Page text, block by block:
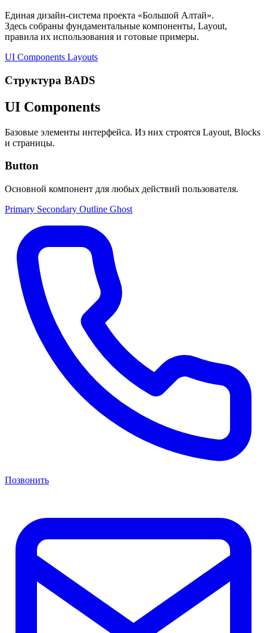
Единая дизайн-система проекта «Большой Алтай».
Здесь собраны фундаментальные компоненты, Layout,
правила их использования и готовые примеры.
UI Components Layouts
Структура BADS
UI Components
Базовые элементы интерфейса. Из них строятся Layout, Blocks
и страницы.
Button
Основной компонент для любых действий пользователя.
Primary Secondary Outline Ghost
Позвонить